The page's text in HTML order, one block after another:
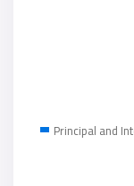
Principal and